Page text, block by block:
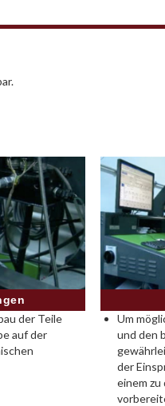
der Teile
auf der
Um
und den
der
einem zu